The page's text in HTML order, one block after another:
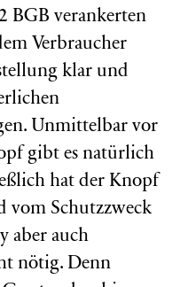
BGB verankerten
Verbraucher
klar und
Unmittelbar vor
gibt es natürlich
hat der Knopf
vom Schutzzweck
aber auch
nötig. Denn